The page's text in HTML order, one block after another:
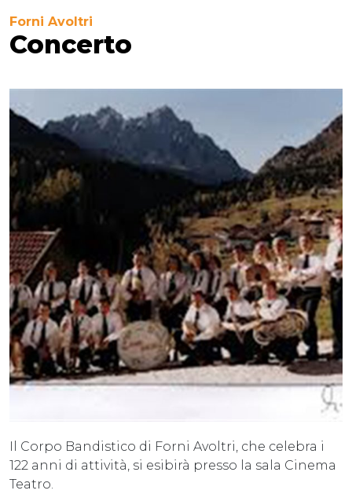
Forni Avoltri
Concerto
Il Corpo Bandistico di Forni Avoltri, che celebra i
122 anni di attività, si esibirà presso la sala Cinema
Teatro.